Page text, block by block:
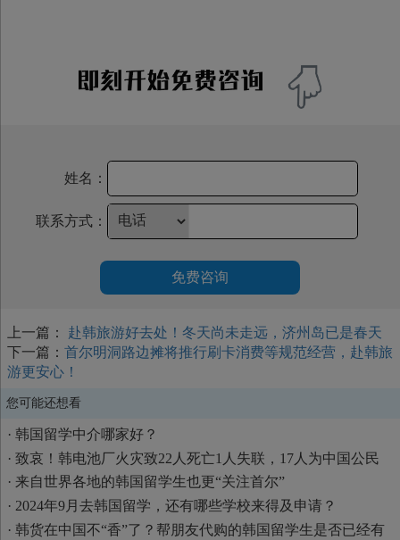
姓名：
联系方式：
免费咨询
上一篇：
赴韩旅游好去处！冬天尚未走远，济州岛已是春天
下一篇： 首尔明洞路边摊将推行刷卡消费等规范经营，赴韩旅
游更安心！
您可能还想看
· 韩国留学中介哪家好？
· 致哀！韩电池厂火灾致22人死亡1人失联，17人为中国公民
· 来自世界各地的韩国留学生也更“关注首尔”
· 2024年9月去韩国留学，还有哪些学校来得及申请？
· 韩货在中国不“香”了？帮朋友代购的韩国留学生是否已经有